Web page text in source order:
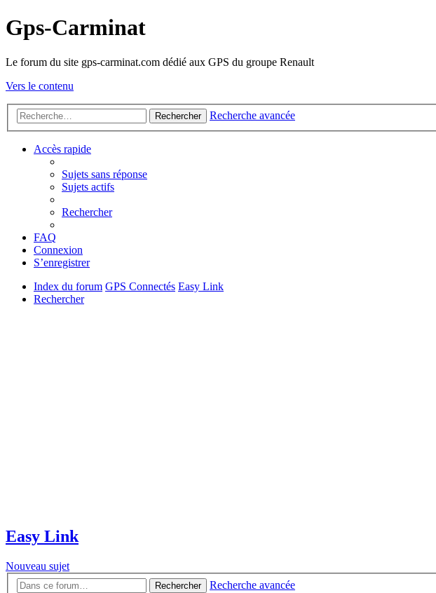
Gps-Carminat
Le forum du site gps-carminat.com dédié aux GPS du groupe Renault
Vers le contenu
Rechercher Recherche avancée
Accès rapide
Sujets sans réponse
Sujets actifs
Rechercher
FAQ
Connexion
S’enregistrer
Index du forum GPS Connectés Easy Link
Rechercher
Easy Link
Nouveau sujet
Rechercher
Recherche avancée